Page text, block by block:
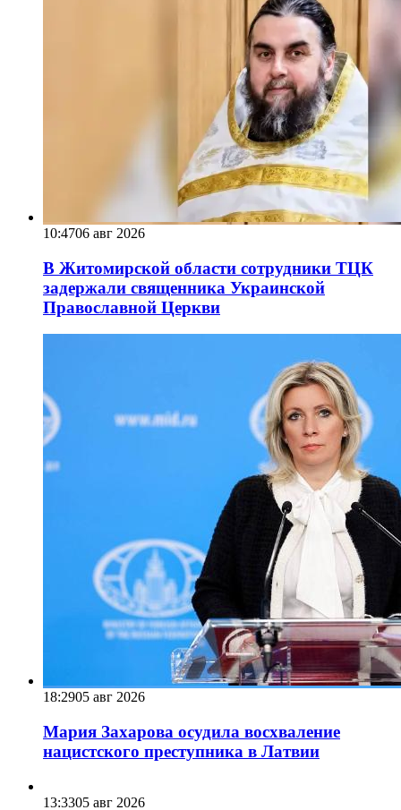
10:4706 авг 2026
В Житомирской области сотрудники ТЦК
задержали священника Украинской
Православной Церкви
18:2905 авг 2026
Мария Захарова осудила восхваление
нацистского преступника в Латвии
13:3305 авг 2026